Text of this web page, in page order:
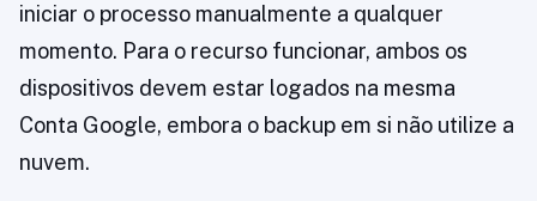
iniciar o processo manualmente a qualquer
momento. Para o recurso funcionar, ambos os
dispositivos devem estar logados na mesma
Conta Google, embora o backup em si não utilize a
nuvem.